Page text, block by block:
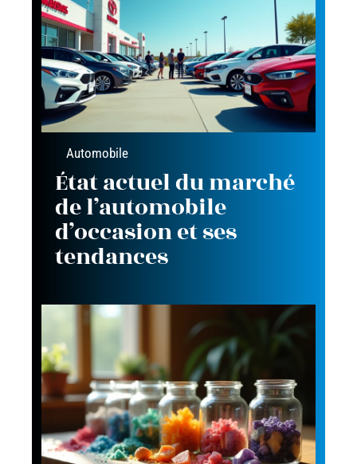
Automobile
État actuel du marché
de l’automobile
d’occasion et ses
tendances